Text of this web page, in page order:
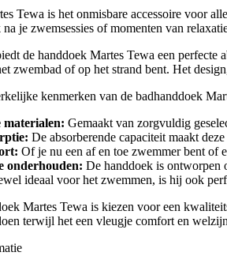
Tewa is het onmisbare accessoire voor
je zwemsessies of momenten van
de handdoek Martes Tewa een
zwembad of op het strand bent. Het
kenmerken van de badhanddoek
materialen: Gemaakt van zorgvuldig
De absorberende capaciteit maakt
Of je nu een af en toe zwemmer bent of
onderhouden: De handdoek is ontworpen
ideaal voor het zwemmen, is hij ook
Martes Tewa is kiezen voor een
terwijl het een vleugje comfort en